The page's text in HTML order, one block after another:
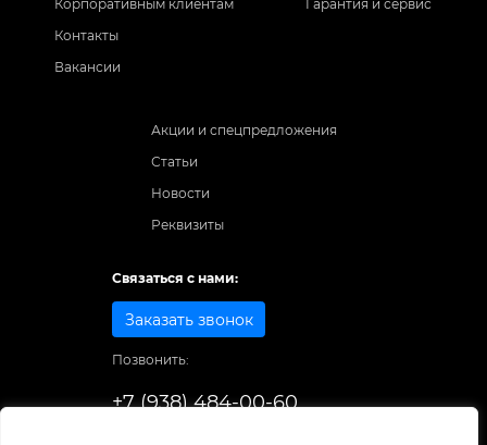
Корпоративным клиентам
Контакты
Вакансии
Гарантия и сервис
Акции и спецпредложения
Статьи
Новости
Реквизиты
Связаться с нами:
Заказать звонок
Позвонить:
+7 (938) 484-00-60